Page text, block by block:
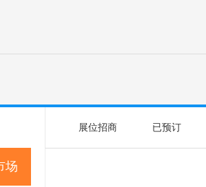
场
展位招商 已预订